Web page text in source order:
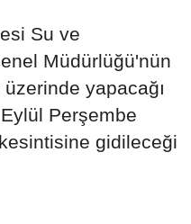
Su ve
Müdürlüğü'nün
yapacağı
Perşembe
gidileceği